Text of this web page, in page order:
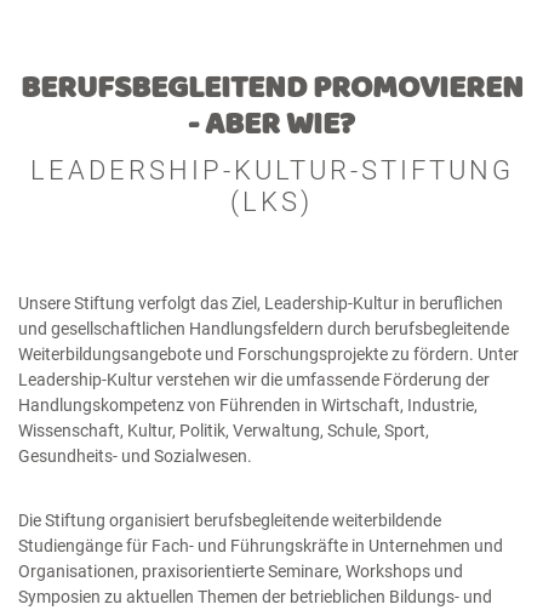
BERUFSBEGLEITEND PROMOVIEREN
- ABER WIE?
LEADERSHIP-KULTUR-STIFTUNG
(LKS)
Unsere Stiftung verfolgt das Ziel, Leadership-Kultur in beruflichen
und gesellschaftlichen Handlungsfeldern durch berufsbegleitende
Weiterbildungsangebote und Forschungsprojekte zu fördern. Unter
Leadership-Kultur verstehen wir die umfassende Förderung der
Handlungskompetenz von Führenden in Wirtschaft, Industrie,
Wissenschaft, Kultur, Politik, Verwaltung, Schule, Sport,
Gesundheits- und Sozialwesen.
Die Stiftung organisiert berufsbegleitende weiterbildende
Studiengänge für Fach- und Führungskräfte in Unternehmen und
Organisationen, praxisorientierte Seminare, Workshops und
Symposien zu aktuellen Themen der betrieblichen Bildungs- und